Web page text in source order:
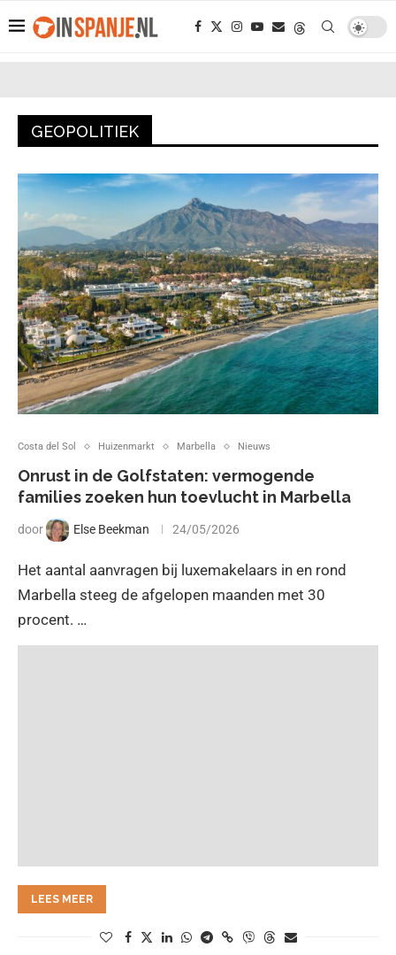
GEOPOLITIEK
Costa del Sol Huizenmarkt Marbella Nieuws
Onrust in de Golfstaten: vermogende
families zoeken hun toevlucht in Marbella
door Else Beekman 24/05/2026
Het aantal aanvragen bij luxemakelaars in en rond
Marbella steeg de afgelopen maanden met 30
procent. …
LEES MEER